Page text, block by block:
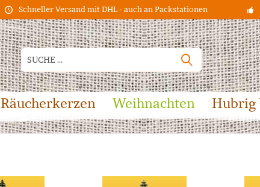
Schneller Versand mit DHL - auch an Packstationen
Räucherkerzen Weihnachten Hubrig